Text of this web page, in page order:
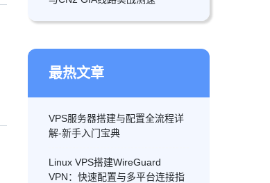
最热文章
VPS服务器搭建与配置全流程详
解-新手入门宝典
Linux VPS搭建WireGuard
VPN：快速配置与多平台连接指